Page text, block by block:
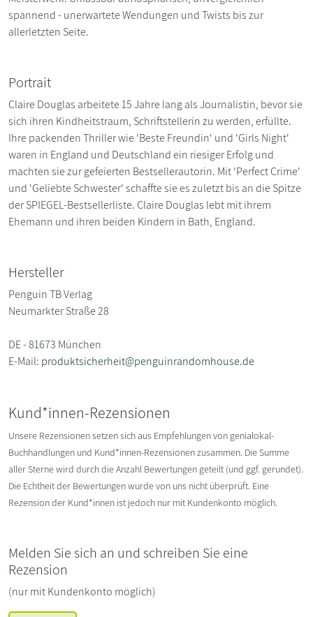
spannend - unerwartete Wendungen und Twists bis zur
allerletzten Seite.
Portrait
Claire Douglas arbeitete 15 Jahre lang als Journalistin, bevor sie
sich ihren Kindheitstraum, Schriftstellerin zu werden, erfüllte.
Ihre packenden Thriller wie 'Beste Freundin' und 'Girls Night'
waren in England und Deutschland ein riesiger Erfolg und
machten sie zur gefeierten Bestsellerautorin. Mit 'Perfect Crime'
und 'Geliebte Schwester' schaffte sie es zuletzt bis an die Spitze
der SPIEGEL-Bestsellerliste. Claire Douglas lebt mit ihrem
Ehemann und ihren beiden Kindern in Bath, England.
Hersteller
Penguin TB Verlag
Neumarkter Straße 28
DE - 81673 München
E-Mail: produktsicherheit@penguinrandomhouse.de
Kund*innen-Rezensionen
Unsere Rezensionen setzen sich aus Empfehlungen von genialokal-
Buchhandlungen und Kund*innen-Rezensionen zusammen. Die Summe
aller Sterne wird durch die Anzahl Bewertungen geteilt (und ggf. gerundet).
Die Echtheit der Bewertungen wurde von uns nicht überprüft. Eine
Rezension der Kund*innen ist jedoch nur mit Kundenkonto möglich.
Melden Sie sich an und schreiben Sie eine
Rezension
(nur mit Kundenkonto möglich)